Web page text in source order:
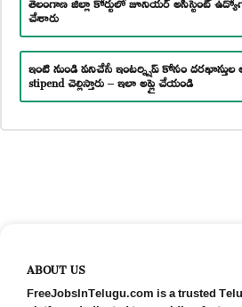
చేశారు
ఇంటి నుండి పనిచేసే ఇంటర్న్షిప్ కోసం
stipend చెల్లిస్తారు – ఇలా అప్లై చేయండి
ABOUT US
FreeJobsInTelugu.com is a trusted